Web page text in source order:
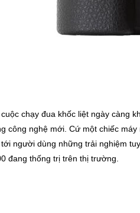
chạy đua khốc liệt ngày càng
công nghệ mới. Cứ một chiếc
người dùng những trải nghiệm
đang thống trị trên thị trường.